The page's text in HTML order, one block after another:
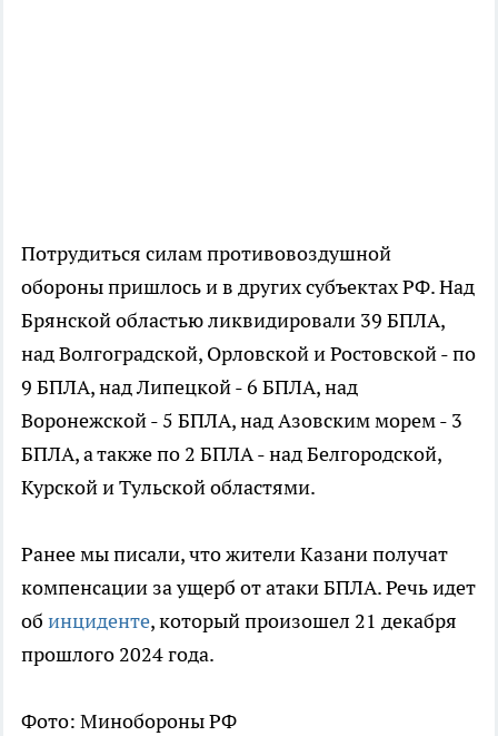
Потрудиться силам противовоздушной
обороны пришлось и в других субъектах РФ. Над
Брянской областью ликвидировали 39 БПЛА,
над Волгоградской, Орловской и Ростовской - по
9 БПЛА, над Липецкой - 6 БПЛА, над
Воронежской - 5 БПЛА, над Азовским морем - 3
БПЛА, а также по 2 БПЛА - над Белгородской,
Курской и Тульской областями.
Ранее мы писали, что жители Казани получат
компенсации за ущерб от атаки БПЛА. Речь идет
об инциденте, который произошел 21 декабря
прошлого 2024 года.
Фото: Минобороны РФ